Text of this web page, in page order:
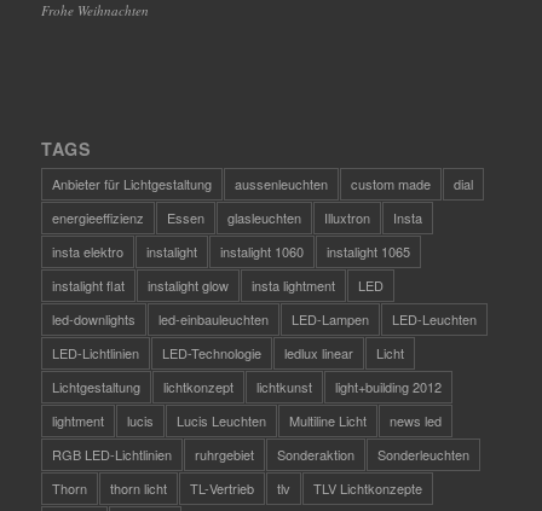
Frohe Weihnachten
TAGS
Anbieter für Lichtgestaltung aussenleuchten custom made
dial
energieeffizienz
Essen glasleuchten Illuxtron
Insta
insta elektro
instalight instalight 1060
instalight 1065
instalight flat
instalight glow insta lightment
LED
led-downlights
led-einbauleuchten LED-Lampen
LED-Leuchten
LED-Lichtlinien
LED-Technologie ledlux linear
Licht
Lichtgestaltung
lichtkonzept lichtkunst
light+building 2012
lightment
lucis Lucis Leuchten Multiline Licht
news led
RGB LED-Lichtlinien
ruhrgebiet Sonderaktion
Sonderleuchten
Thorn
thorn licht TL-Vertrieb tlv
TLV Lichtkonzepte